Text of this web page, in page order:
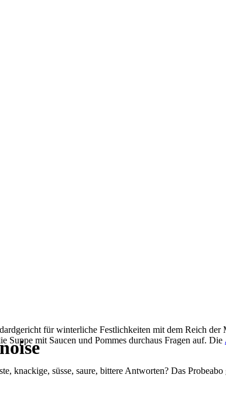
für winterliche Festlichkeiten mit dem Reich
Suppe mit Saucen und Pommes durchaus Fragen auf. Die
knackige, süsse, saure, bittere Antworten? Das Probeabo